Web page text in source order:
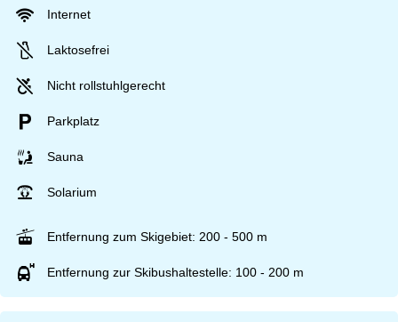
Internet
Laktosefrei
Nicht rollstuhlgerecht
Parkplatz
Sauna
Solarium
Entfernung zum Skigebiet: 200 - 500 m
Entfernung zur Skibushaltestelle: 100 - 200 m